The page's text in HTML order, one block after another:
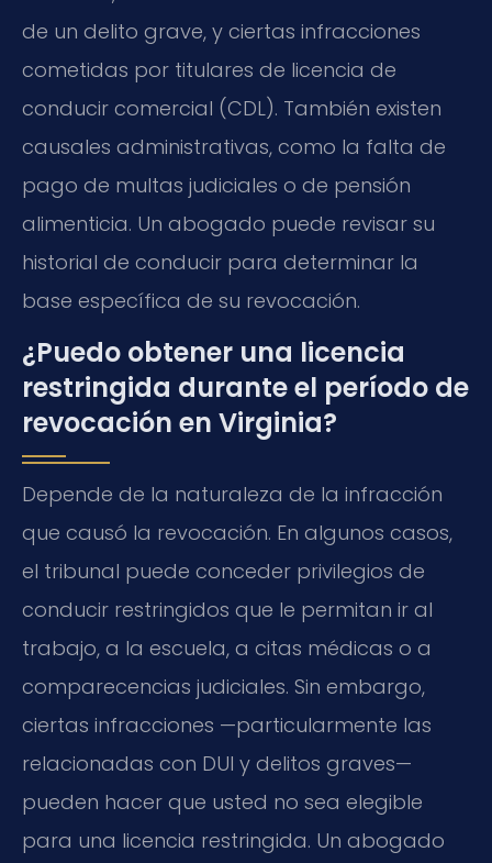
de un delito grave, y ciertas infracciones
cometidas por titulares de licencia de
conducir comercial (CDL). También existen
causales administrativas, como la falta de
pago de multas judiciales o de pensión
alimenticia. Un abogado puede revisar su
historial de conducir para determinar la
base específica de su revocación.
¿Puedo obtener una licencia
restringida durante el período de
revocación en Virginia?
Depende de la naturaleza de la infracción
que causó la revocación. En algunos casos,
el tribunal puede conceder privilegios de
conducir restringidos que le permitan ir al
trabajo, a la escuela, a citas médicas o a
comparecencias judiciales. Sin embargo,
ciertas infracciones —particularmente las
relacionadas con DUI y delitos graves—
pueden hacer que usted no sea elegible
para una licencia restringida. Un abogado